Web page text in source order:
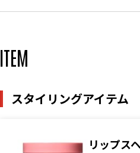
ITEM
スタイリングアイテム
リップス